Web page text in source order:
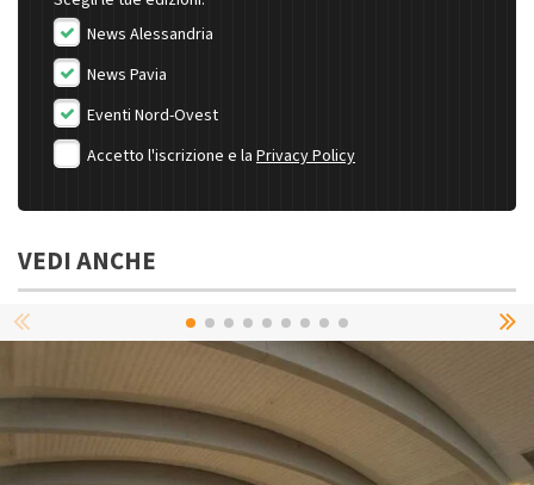
News Alessandria
News Pavia
Eventi Nord-Ovest
Accetto l'iscrizione e la Privacy Policy
VEDI ANCHE